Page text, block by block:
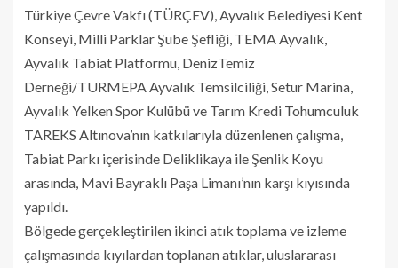
Türkiye Çevre Vakfı (TÜRÇEV), Ayvalık Belediyesi Kent
Konseyi, Milli Parklar Şube Şefliği, TEMA Ayvalık,
Ayvalık Tabiat Platformu, DenizTemiz
Derneği/TURMEPA Ayvalık Temsilciliği, Setur Marina,
Ayvalık Yelken Spor Kulübü ve Tarım Kredi Tohumculuk
TAREKS Altınova’nın katkılarıyla düzenlenen çalışma,
Tabiat Parkı içerisinde Deliklikaya ile Şenlik Koyu
arasında, Mavi Bayraklı Paşa Limanı’nın karşı kıyısında
yapıldı.
Bölgede gerçekleştirilen ikinci atık toplama ve izleme
çalışmasında kıyılardan toplanan atıklar, uluslararası